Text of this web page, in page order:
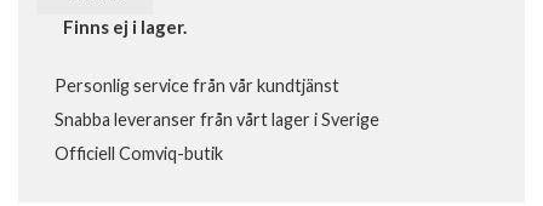
Finns ej i lager.
Personlig service från vår kundtjänst
Snabba leveranser från vårt lager i Sverige
Officiell Comviq-butik